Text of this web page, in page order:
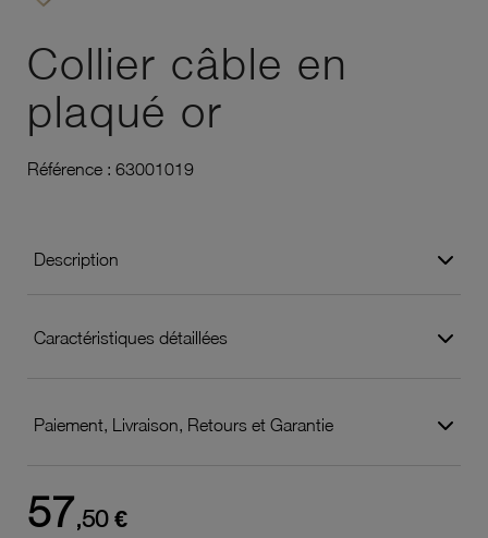
Collier câble en
plaqué or
Référence : 63001019
Description
Caractéristiques détaillées
Paiement, Livraison, Retours et Garantie
57,50 €